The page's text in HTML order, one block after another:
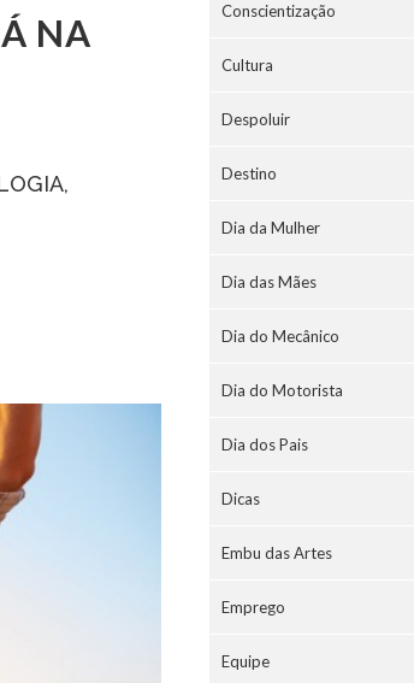
NA
Conscientização
Cultura
Despoluir
Destino
Dia da Mulher
Dia das Mães
Dia do Mecânico
Dia do Motorista
Dia dos Pais
Dicas
Embu das Artes
Emprego
Equipe